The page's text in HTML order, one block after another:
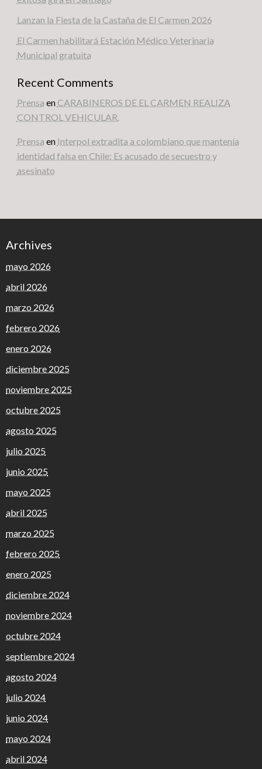
Lanzan la Fiesta de la Castaña de El Carmen 2026
El Carmen habilitará Estación Médico Veterinaria
Municipal gratuita
Recent Comments
Prensa en CARABINEROS DE EL CARMEN REALIZA
CONTROL VEHICULAR.
Prensa en Interpol extradita a colombiano que mantenía
identidad falsa en Chile: Es acusado de secuestro y
asesinato
Archives
mayo 2026
abril 2026
marzo 2026
febrero 2026
enero 2026
diciembre 2025
noviembre 2025
octubre 2025
agosto 2025
julio 2025
junio 2025
mayo 2025
abril 2025
marzo 2025
febrero 2025
enero 2025
diciembre 2024
noviembre 2024
octubre 2024
septiembre 2024
agosto 2024
julio 2024
junio 2024
mayo 2024
abril 2024